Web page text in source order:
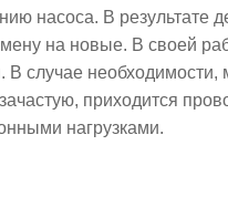
насоса. В
на новые. В своей
случае
приходится
нагрузками.